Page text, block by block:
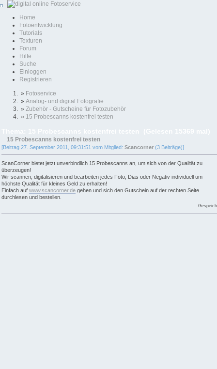
Home
Fotoentwicklung
Tutorials
Texturen
Forum
Hilfe
Suche
Einloggen
Registrieren
» Fotoservice
» Analog- und digital Fotografie
» Zubehör - Gutscheine für Fotozubehör
» 15 Probescanns kostenfrei testen
15 Probescanns kostenfrei testen
[Beitrag 27. September 2011, 09:31:51 vom Mitglied: Scancorner (3 Beiträge)]
ScanCorner bietet jetzt unverbindlich 15 Probescanns an, um sich von der Qualität zu
überzeugen!
Wir scannen, digitalisieren und bearbeiten jedes Foto, Dias oder Negativ individuell um
höchste Qualität für kleines Geld zu erhalten!
Einfach auf www.scancorner.de gehen und sich den Gutschein auf der rechten Seite
durchlesen und bestellen.